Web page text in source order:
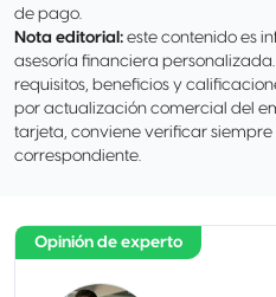
de pago.
Nota editorial: este contenido es
asesoría financiera
requisitos, beneficios y
por actualización comercial del
tarjeta, conviene verificar
correspondiente.
Opinión de experto